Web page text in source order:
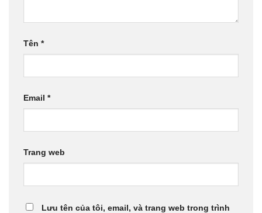
Tên *
Email *
Trang web
Lưu tên của tôi, email, và trang web trong trình